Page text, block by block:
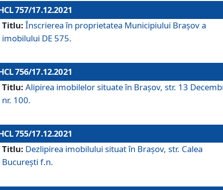
757/17.12.2021
Titlu: Înscrierea în proprietatea Municipiului Brașov a
imobilului DE 575.
756/17.12.2021
Titlu: Alipirea imobilelor situate în Brașov, str. 13
nr. 100.
755/17.12.2021
Titlu: Dezlipirea imobilului situat în Brașov, str. Calea
București f.n.